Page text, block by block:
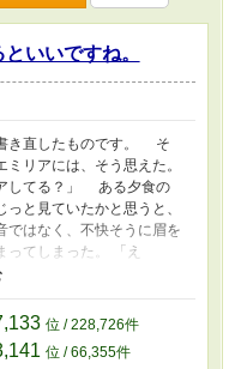
いいですね。
き直したものです。 そ
リアには、そう思えた。
してる？」 ある夕食の
と見ていたかと思うと、
ではなく、不快そうに眉を
てしまった。 「え
どうしたって荒れてしま
「なんだいそれ、言い
じゃない？」 エミリア
と向かってアンガスに言わ
らいいのかわからず、
位 / 228,726件
位 / 66,355件